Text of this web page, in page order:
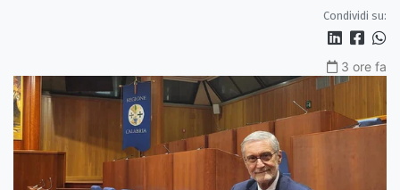
Condividi su:
3 ore fa